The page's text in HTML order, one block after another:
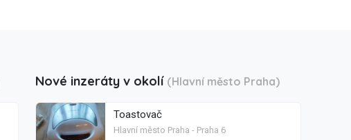
Nové inzeráty v okolí (Hlavní město Praha)
Toastovač
Hlavní město Praha - Praha 6